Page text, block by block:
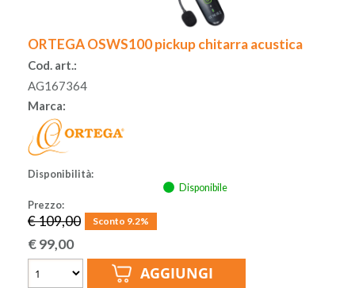
ORTEGA OSWS100 pickup chitarra acustica
Cod. art.:
AG167364
Marca:
Disponibilità:
Disponibile
Prezzo:
€ 109,00 Sconto 9.2%
€99,00